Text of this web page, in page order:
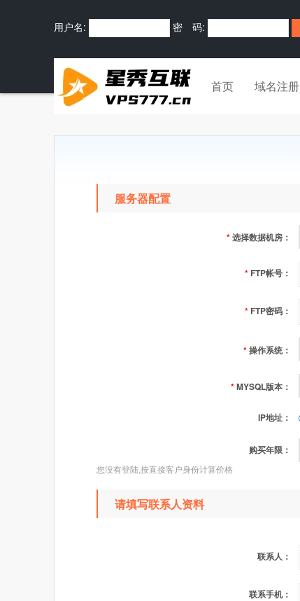
用户名: 密 码:
首页 域名注册
服务器配置
*选择数据机房：
* FTP帐号：
* FTP密码：
*操作系统：
*MYSQL版本：
IP地址：
购买年限：
您没有登陆,按直接客户身份计算价格
请填写联系人资料
联系人：
联系手机：